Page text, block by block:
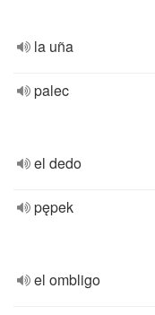
la uña
palec
el dedo
pępek
el ombligo